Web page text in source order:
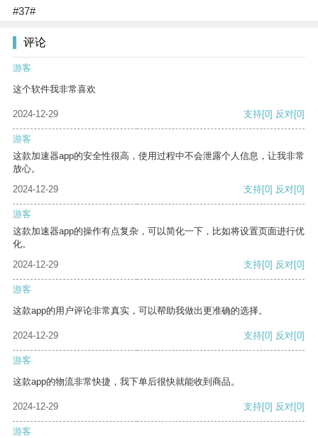
#37#
评论
游客
这个软件我非常喜欢
2024-12-29 支持[0] 反对[0]
游客
这款加速器app的安全性很高，使用过程中不会泄露个人信息，让我非常
放心。
2024-12-29
支持[0] 反对[0]
游客
这款加速器app的操作有点复杂，可以简化一下，比如将设置页面进行优
化。
2024-12-29
支持[0] 反对[0]
游客
这款app的用户评论非常真实，可以帮助我做出更准确的选择。
2024-12-29 支持[0] 反对[0]
游客
这款app的物流非常快捷，我下单后很快就能收到商品。
2024-12-29 支持[0] 反对[0]
游客